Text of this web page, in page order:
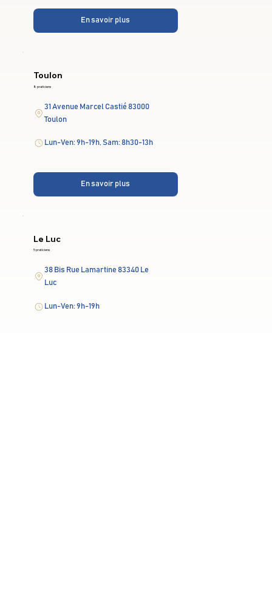
En savoir plus
Toulon
8 praticiens
31 Avenue Marcel Castié 83000
Toulon
Lun-Ven: 9h-19h, Sam: 8h30-13h
En savoir plus
Le Luc
5 praticiens
38 Bis Rue Lamartine 83340 Le
Luc
Lun-Ven: 9h-19h